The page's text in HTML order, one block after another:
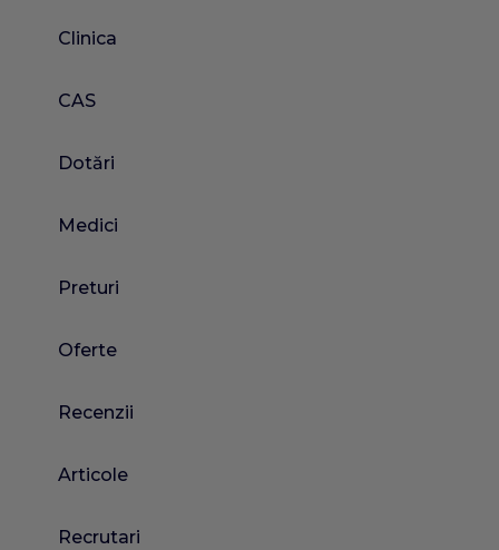
Clinica
CAS
Dotări
Medici
Preturi
Oferte
Recenzii
Articole
Recrutari